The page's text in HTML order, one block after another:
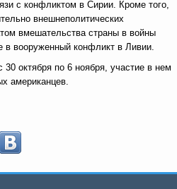
с конфликтом в Сирии. Кроме того,
внешнеполитических
вмешательства страны в войны
в вооруженный конфликт в Ливии.
октября по 6 ноября, участие в нем
американцев.